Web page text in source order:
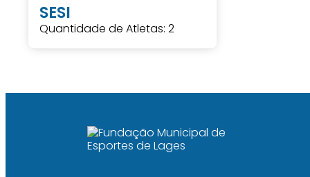
SESI
Quantidade de Atletas: 2